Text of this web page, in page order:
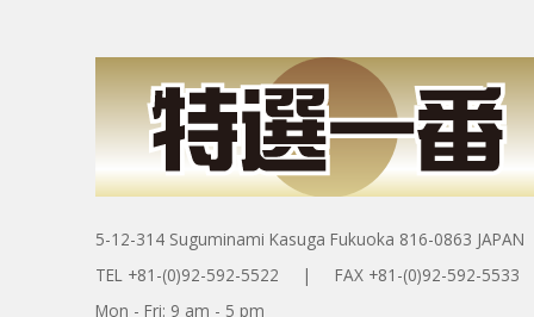
5-12-314 Suguminami Kasuga Fukuoka 816-0863 JAPAN
TEL +81-(0)92-592-5522 | FAX +81-(0)92-592-5533
Mon - Fri: 9 am - 5 pm